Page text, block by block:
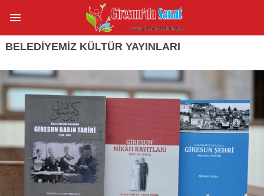
BELEDİYEMİZ KÜLTÜR YAYINLARI